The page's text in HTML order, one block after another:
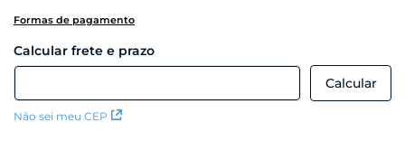
Formas de pagamento
Não sei meu CEP